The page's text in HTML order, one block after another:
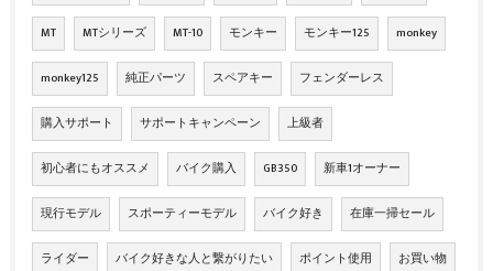
MT MTシリーズ MT-10 モンキー モンキー125 monkey
monkey125 純正パーツ スペアキー フェンダーレス
購入サポート サポートキャンペーン 上級者
初心者にもオススメ バイク購入 GB350 新車1オーナー
現行モデル スポーティーモデル バイク好き 在庫一掃セール
ライダー バイク好きな人と繋がりたい ポイント使用 お買い物